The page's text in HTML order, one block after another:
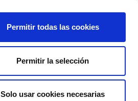
Permitir todas las cookies
Permitir la selección
Solo usar cookies necesarias
AFÍLIATE